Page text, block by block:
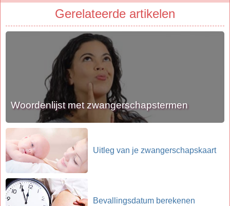
Gerelateerde artikelen
Woordenlijst met zwangerschapstermen
Uitleg van je zwangerschapskaart
Bevallingsdatum berekenen